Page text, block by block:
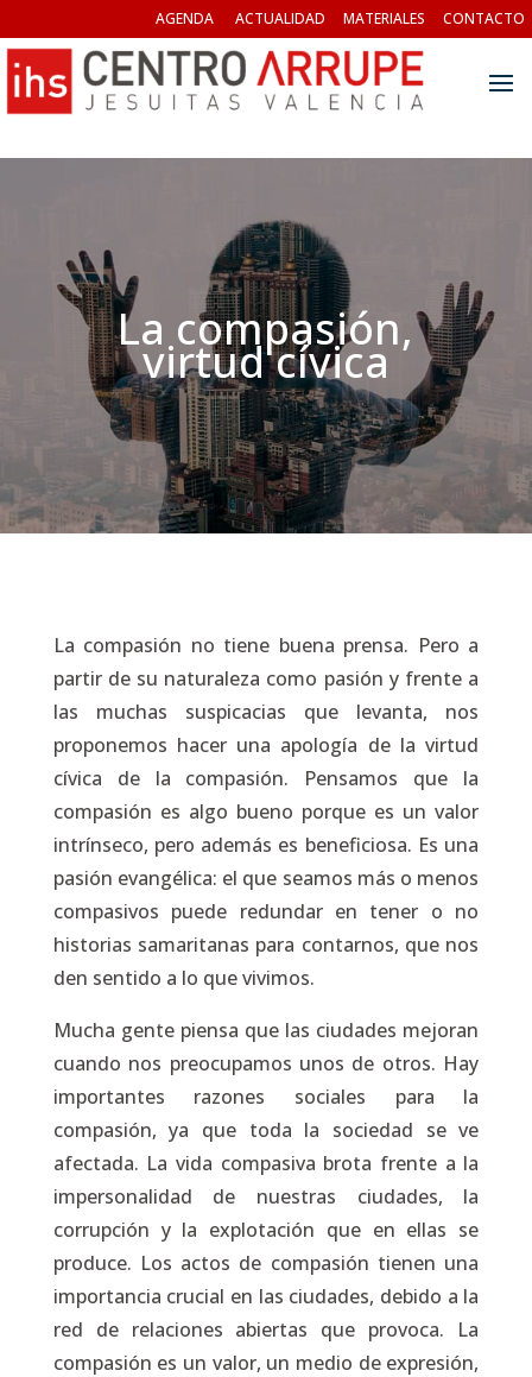
AGENDA ACTUALIDAD MATERIALES CONTACTO
La compasión,
virtud cívica
La compasión no tiene buena prensa. Pero a
partir de su naturaleza como pasión y frente a
las muchas suspicacias que levanta, nos
proponemos hacer una apología de la virtud
cívica de la compasión. Pensamos que la
compasión es algo bueno porque es un valor
intrínseco, pero además es beneficiosa. Es una
pasión evangélica: el que seamos más o menos
compasivos puede redundar en tener o no
historias samaritanas para contarnos, que nos
den sentido a lo que vivimos.
Mucha gente piensa que las ciudades mejoran
cuando nos preocupamos unos de otros. Hay
importantes razones sociales para la
compasión, ya que toda la sociedad se ve
afectada. La vida compasiva brota frente a la
impersonalidad de nuestras ciudades, la
corrupción y la explotación que en ellas se
produce. Los actos de compasión tienen una
importancia crucial en las ciudades, debido a la
red de relaciones abiertas que provoca. La
compasión es un valor, un medio de expresión,